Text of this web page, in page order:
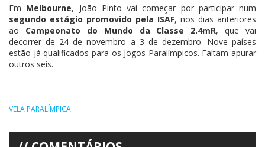
Em Melbourne, João Pinto vai começar por participar num
segundo estágio promovido pela ISAF, nos dias anteriores
ao Campeonato do Mundo da Classe 2.4mR, que vai
decorrer de 24 de novembro a 3 de dezembro. Nove países
estão já qualificados para os Jogos Paralímpicos. Faltam apurar
outros seis.
VELA PARALÍMPICA